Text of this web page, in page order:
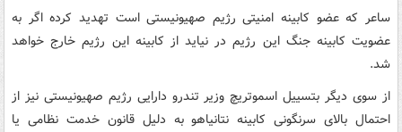
ساعر که عضو کابینه امنیتی رژیم صهیونیستی است تهدید کرده اگر به
عضویت کابینه جنگ این رژیم در نیاید از کابینه این رژیم خارج خواهد
شد.
از سوی دیگر بتسییل اسموتریچ وزیر تندرو دارایی رژیم صهیونیستی نیز از
احتمال بالای سرنگونی کابینه نتانیاهو به دلیل قانون خدمت نظامی یا